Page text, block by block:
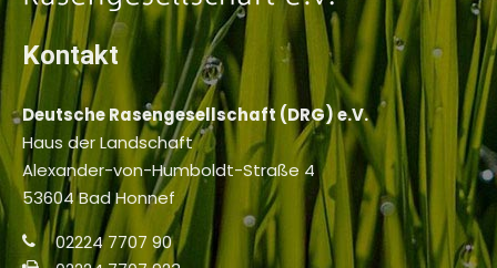
Kontakt
Deutsche Rasengesellschaft (DRG) e.V.
Haus der Landschaft
Alexander-von-Humboldt-Straße 4
53604 Bad Honnef
02224 7707 90